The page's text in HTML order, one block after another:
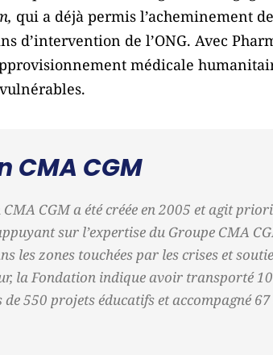
qui a déjà permis l’acheminement
d’intervention de l’ONG. Avec
médicale
CMA CGM
CGM a été créée en 2005 et agit
sur l’expertise du Groupe CMA
les zones touchées par les crises et
la Fondation indique avoir transporté
550 projets éducatifs et accompagné